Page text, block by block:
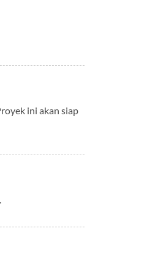
ini akan siap